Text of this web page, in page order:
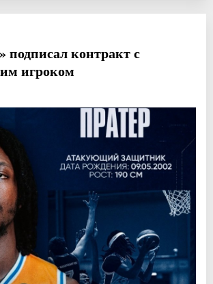
подписал контракт с
игроком